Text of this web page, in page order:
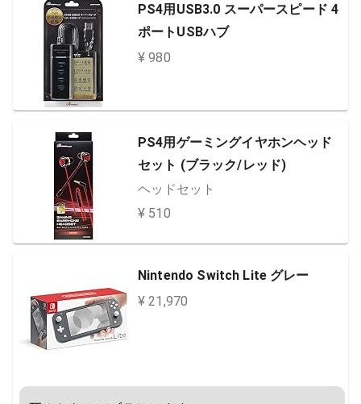
PS4用USB3.0 スーパースピード 4
ポートUSBハブ
¥ 980
PS4用ゲーミングイヤホンヘッド
セット (ブラック/レッド)
ヘッドセット
¥ 510
Nintendo Switch Lite グレー
¥ 21,970